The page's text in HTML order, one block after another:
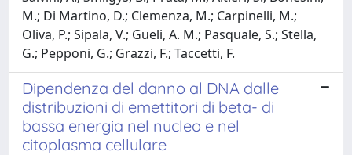
M.; Di Martino, D.; Clemenza, M.; Carpinelli, M.;
Oliva, P.; Sipala, V.; Gueli, A. M.; Pasquale, S.; Stella,
G.; Pepponi, G.; Grazzi, F.; Taccetti, F.
Dipendenza del danno al DNA dalle
distribuzioni di emettitori di beta- di
bassa energia nel nucleo e nel
citoplasma cellulare